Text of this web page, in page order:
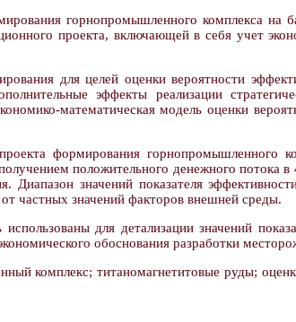
горнопромышленного комплекса на
проекта, включающей в себя учет
для целей оценки вероятности
эффекты реализации
математическая модель оценки
формирования горнопромышленного
положительного денежного потока
значений показателя
частных значений факторов внешней среды.
для детализации значений
обоснования разработки
комплекс; титаномагнетитовые руды;